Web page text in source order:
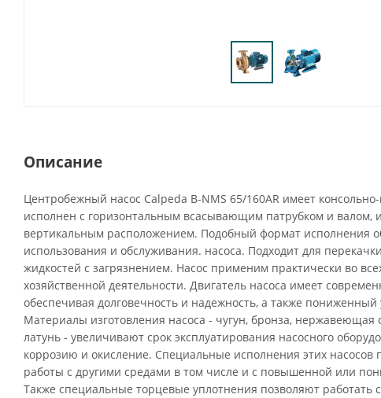
Описание
Центробежный насос Calpeda B-NMS 65/160AR имеет
исполнен с горизонтальным всасывающим патрубком и валом,
вертикальным расположением. Подобный формат исполнения
использования и обслуживания. насоса. Подходит для
жидкостей с загрязнением. Насос применим практически во
хозяйственной деятельности. Двигатель насоса имеет
обеспечивая долговечность и надежность, а также
Материалы изготовления насоса - чугун, бронза, нержавеющая
латунь - увеличивают срок эксплуатирования насосного
коррозию и окисление. Специальные исполнения этих насосов
работы с другими средами в том числе и с повышенной или
Также специальные торцевые уплотнения позволяют работать